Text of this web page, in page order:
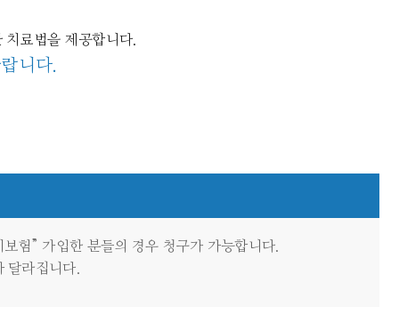
료법을 제공합니다.
니다.
험” 가입한 분들의 경우 청구가 가능합니다.
달라집니다.